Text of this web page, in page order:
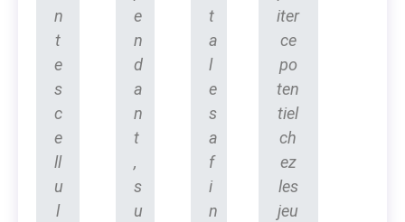
n
t
e
s
c
e
ll
u
l
e
n
d
a
n
t
,
s
u
t
a
l
e
s
a
f
i
n
iter
ce
po
ten
tiel
ch
ez
les
jeu